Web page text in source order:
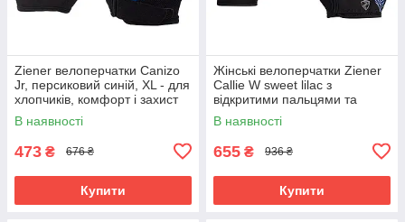
Ziener велоперчатки Canizo
Jr, персиковий синій, XL - для
хлопчиків, комфорт і захист
В наявності
473 ₴ 676 ₴
Купити
Жінські велоперчатки Ziener
Callie W sweet lilac з
відкритими пальцями та
дихаючою шкірою Amara
В наявності
655 ₴ 936 ₴
Купити